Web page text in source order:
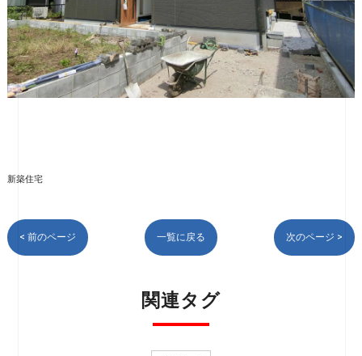
新築住宅
< 前のページ 一覧に戻る 次のページ >
関連タグ